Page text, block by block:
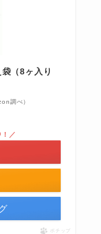
（8ヶ入り
調べ）
／
ポチップ